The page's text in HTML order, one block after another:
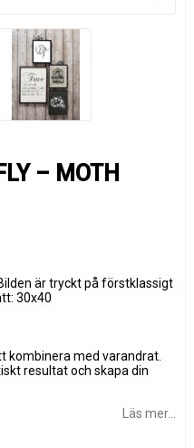
– MOTH
är tryckt på förstklassigt
30x40
kombinera med varandrat.
resultat och skapa din
Läs mer...